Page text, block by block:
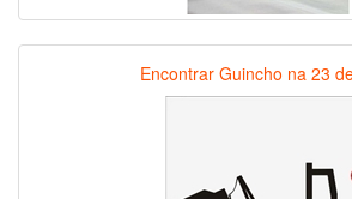
Encontrar Guincho na 23